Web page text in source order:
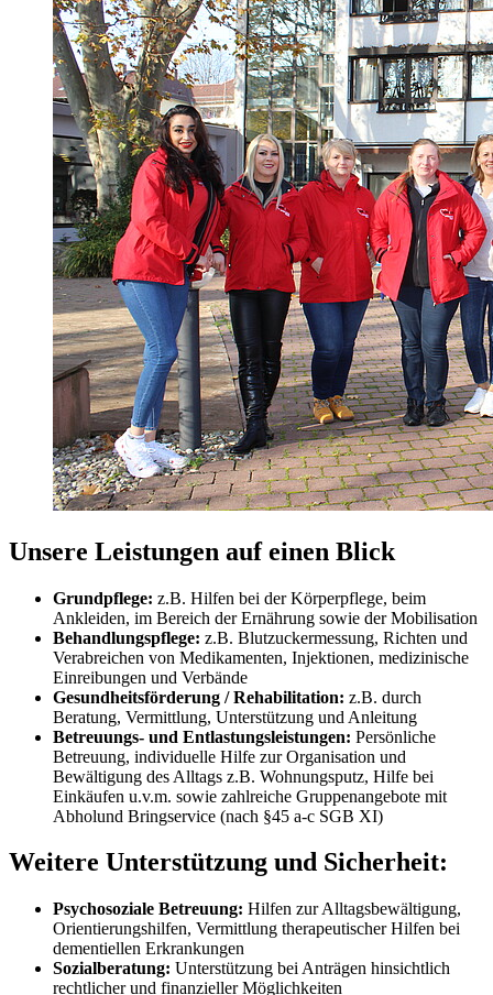
Unsere Leistungen auf einen Blick
Grundpflege: z.B. Hilfen bei der Körperpflege, beim
Ankleiden, im Bereich der Ernährung sowie der Mobilisation
Behandlungspflege: z.B. Blutzuckermessung, Richten und
Verabreichen von Medikamenten, Injektionen, medizinische
Einreibungen und Verbände
Gesundheitsförderung / Rehabilitation: z.B. durch
Beratung, Vermittlung, Unterstützung und Anleitung
Betreuungs- und Entlastungsleistungen: Persönliche
Betreuung, individuelle Hilfe zur Organisation und
Bewältigung des Alltags z.B. Wohnungsputz, Hilfe bei
Einkäufen u.v.m. sowie zahlreiche Gruppenangebote mit
Abholund Bringservice (nach §45 a-c SGB XI)
Weitere Unterstützung und Sicherheit:
Psychosoziale Betreuung: Hilfen zur Alltagsbewältigung,
Orientierungshilfen, Vermittlung therapeutischer Hilfen bei
dementiellen Erkrankungen
Sozialberatung: Unterstützung bei Anträgen hinsichtlich
rechtlicher und finanzieller Möglichkeiten